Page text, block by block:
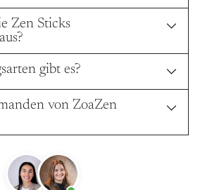
Zen Sticks
gibt es?
von ZoaZen